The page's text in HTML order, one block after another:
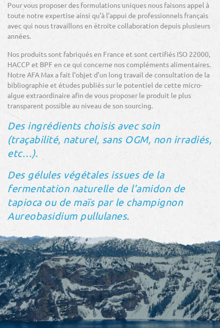
Pour vous proposer des formulations uniques nous faisons appel à
toute notre expertise ainsi qu’à l’appui de professionnels français
avec qui nous travaillons en étroite collaboration depuis plusieurs
années.
Nos produits sont fabriqués en France et sont certifiés ISO 22000,
HACCP et BPF en ce qui concerne nos compléments alimentaires.
Notre AFA Max a fait l’objet d’un long travail de consultation de la
bibliographie et études publiés sur le potentiel de cette micro-
algue extraordinaire afin de vous proposer le produit le plus
transparent possible au niveau de son sourcing.
Des ingrédients choisis avec soin
(traçabilité, naturel, sans OGM, non irradiés,
etc…).
Des gélules végétales issues de la
fermentation naturelle de l’amidon de
tapioca ou de maïs par le champignon
Aureobasidium pullulanes.